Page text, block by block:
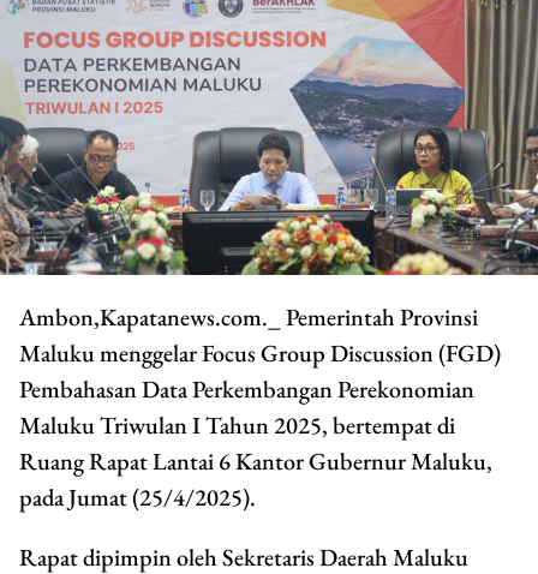
Ambon,Kapatanews.com._ Pemerintah Provinsi
Maluku menggelar Focus Group Discussion (FGD)
Pembahasan Data Perkembangan Perekonomian
Maluku Triwulan I Tahun 2025, bertempat di
Ruang Rapat Lantai 6 Kantor Gubernur Maluku,
pada Jumat (25/4/2025).
Rapat dipimpin oleh Sekretaris Daerah Maluku